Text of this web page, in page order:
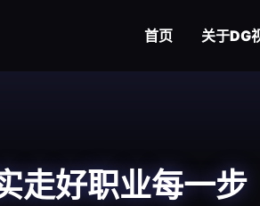
首页 关于DG
走好职业每一步